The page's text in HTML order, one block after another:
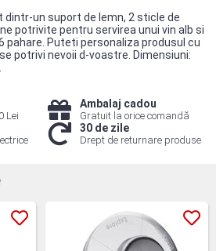
dintr-un suport de lemn, 2 sticle de
potrivite pentru servirea unui vin alb si
pahare. Puteti personaliza produsul cu
potrivi nevoii d-voastre. Dimensiuni:
Lei
Ambalaj cadou
Gratuit la orice comandă
30 de zile
Drept de returnare produse